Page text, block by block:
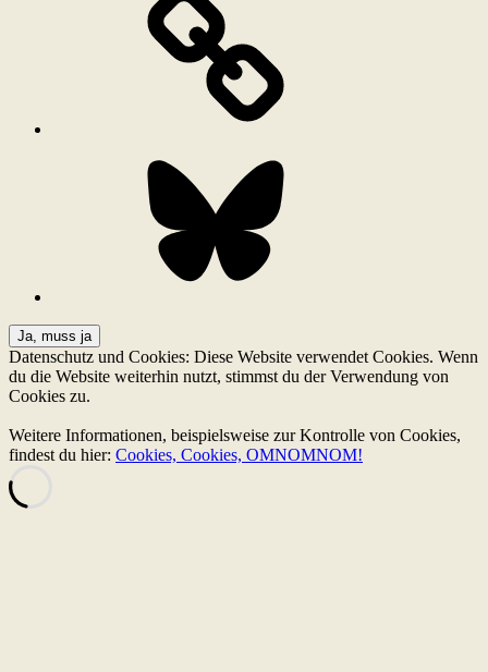
Datenschutz und Cookies: Diese Website verwendet Cookies. Wenn
du die Website weiterhin nutzt, stimmst du der Verwendung von
Cookies zu.
Weitere Informationen, beispielsweise zur Kontrolle von Cookies,
findest du hier: Cookies, Cookies, OMNOMNOM!